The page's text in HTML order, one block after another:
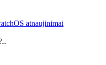
atnaujinimai